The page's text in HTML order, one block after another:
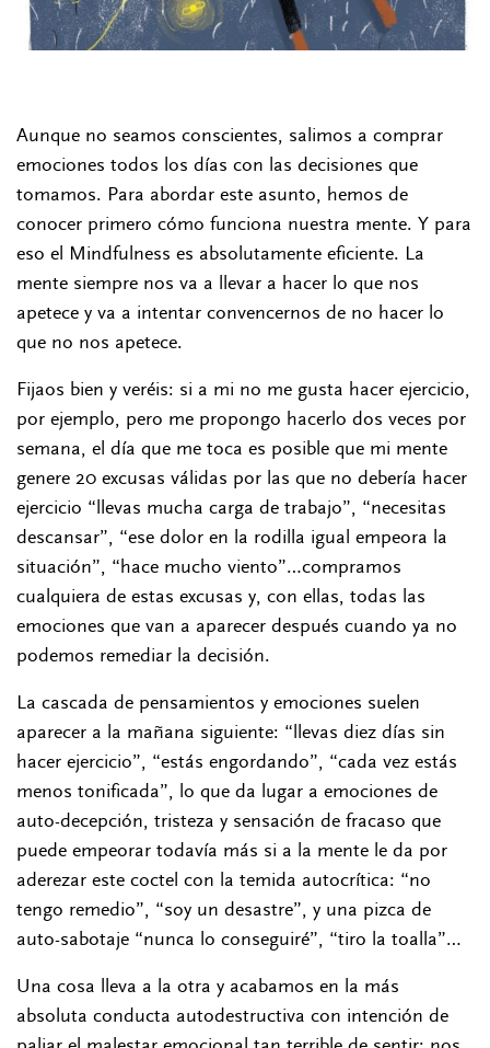
Aunque no seamos conscientes, salimos a comprar
emociones todos los días con las decisiones que
tomamos. Para abordar este asunto, hemos de
conocer primero cómo funciona nuestra mente. Y para
eso el Mindfulness es absolutamente eficiente. La
mente siempre nos va a llevar a hacer lo que nos
apetece y va a intentar convencernos de no hacer lo
que no nos apetece.
Fijaos bien y veréis: si a mi no me gusta hacer ejercicio,
por ejemplo, pero me propongo hacerlo dos veces por
semana, el día que me toca es posible que mi mente
genere 20 excusas válidas por las que no debería hacer
ejercicio “llevas mucha carga de trabajo”, “necesitas
descansar”, “ese dolor en la rodilla igual empeora la
situación”, “hace mucho viento”…compramos
cualquiera de estas excusas y, con ellas, todas las
emociones que van a aparecer después cuando ya no
podemos remediar la decisión.
La cascada de pensamientos y emociones suelen
aparecer a la mañana siguiente: “llevas diez días sin
hacer ejercicio”, “estás engordando”, “cada vez estás
menos tonificada”, lo que da lugar a emociones de
auto-decepción, tristeza y sensación de fracaso que
puede empeorar todavía más si a la mente le da por
aderezar este coctel con la temida autocrítica: “no
tengo remedio”, “soy un desastre”, y una pizca de
auto-sabotaje “nunca lo conseguiré”, “tiro la toalla”…
Una cosa lleva a la otra y acabamos en la más
absoluta conducta autodestructiva con intención de